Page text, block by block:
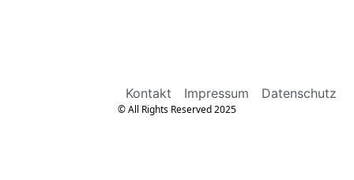
Kontakt Impressum Datenschutz
© All Rights Reserved 2025